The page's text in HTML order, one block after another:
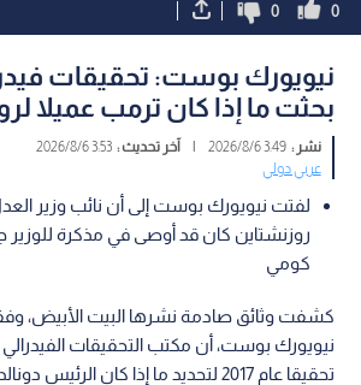
0
0
نيويورك بوست: تحقيقات
بحثت ما إذا كان ترمب عميلا
نشر :3:49 2026/8/6
| آخر تحديث :3:53 2026/8/6
عربي دولي
لفتت نيويورك بوست إلى أن نائب وزير
روزنشتاين كان قد أوصى في مذكرة للوزير
كومي
كشفت وثائق صادمة نشرها البيت الأبيض،
تحقيقا عام 2017 لتحديد ما إذا كان